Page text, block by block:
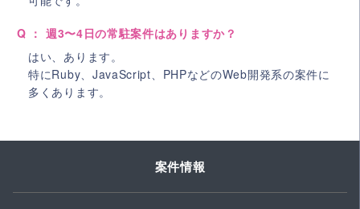
Q ： 週3〜4日の常駐案件はありますか？
はい、あります。
特にRuby、JavaScript、PHPなどのWeb開発系の案件に
多くあります。
案件情報